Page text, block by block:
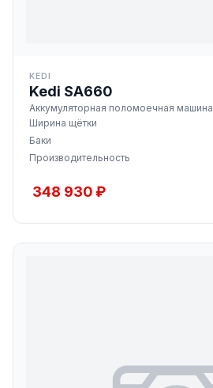
KEDI
Kedi SA660
Аккумуляторная поломоечная машина
Ширина щётки
Баки
Производительность
348 930 ₽